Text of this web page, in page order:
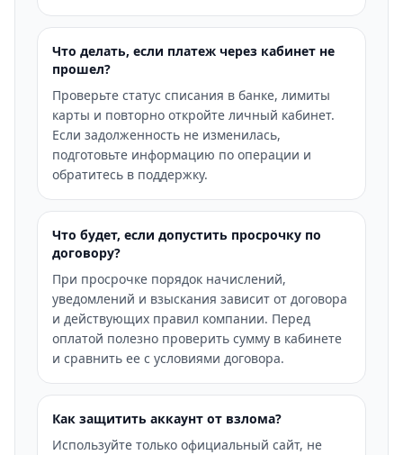
Что делать, если платеж через кабинет не
прошел?
Проверьте статус списания в банке, лимиты
карты и повторно откройте личный кабинет.
Если задолженность не изменилась,
подготовьте информацию по операции и
обратитесь в поддержку.
Что будет, если допустить просрочку по
договору?
При просрочке порядок начислений,
уведомлений и взыскания зависит от договора
и действующих правил компании. Перед
оплатой полезно проверить сумму в кабинете
и сравнить ее с условиями договора.
Как защитить аккаунт от взлома?
Используйте только официальный сайт, не